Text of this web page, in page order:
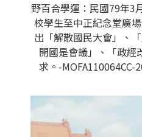
野百合學運：民國79年3
校學生至中正紀念堂廣
出「解散國民大會」、
開國是會議」、「政經
求。-